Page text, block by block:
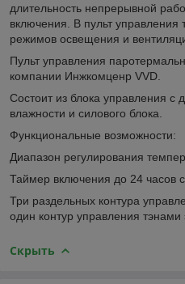
длительность непрерывной
включения. В пульт управления
режимов освещения и
Пульт управления
компании Инжкомценр VVD.
Состоит из блока управления с
влажности и силового блока.
Функциональные возможности:
Диапазон регулирования
Таймер включения до 24 часов
Три раздельных контура
один контур управления тэнами
Скрыть